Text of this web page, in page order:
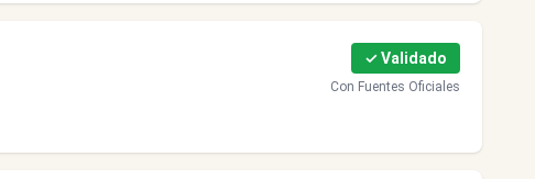
✓ Validado
Con Fuentes Oficiales